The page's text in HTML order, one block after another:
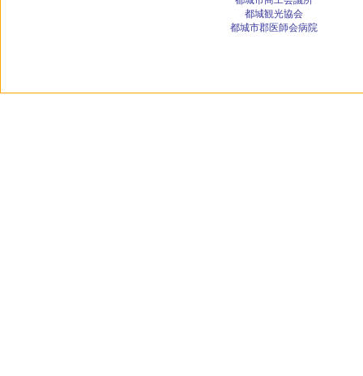
都城観光協会
都城市郡医師会病院